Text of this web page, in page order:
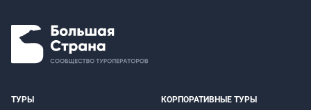
ТУРЫ КОРПОРАТИВНЫЕ ТУРЫ